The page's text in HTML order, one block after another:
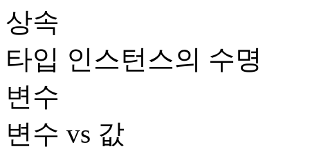
상속
타입 인스턴스의 수명
변수
변수 vs 값